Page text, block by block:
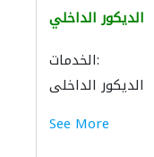
الديكور الداخلي
الخدمات:
الديكور الداخلي
See More